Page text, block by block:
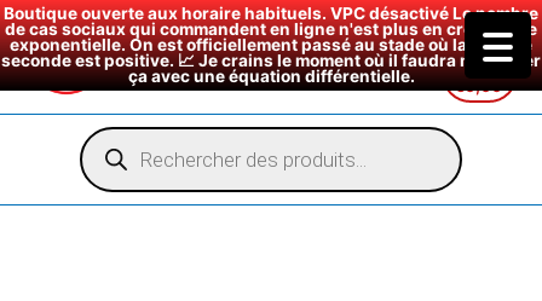
Boutique ouverte aux horaire habituels. VPC désactivé Le nombre
de cas sociaux qui commandent en ligne n'est plus en croissance
exponentielle. On est officiellement passé au stade où la dérivée
seconde est positive. 📈 Je crains le moment où il faudra modéliser
ça avec une équation différentielle.
€0,00
Recherche
de
produits